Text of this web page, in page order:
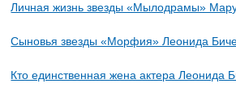
Личная жизнь звезды «Мылодрамы»
Сыновья звезды «Морфия» Леонида
Кто единственная жена актера Леонида